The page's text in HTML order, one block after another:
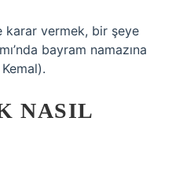
karar vermek, bir şeye
bayram namazına
NASIL